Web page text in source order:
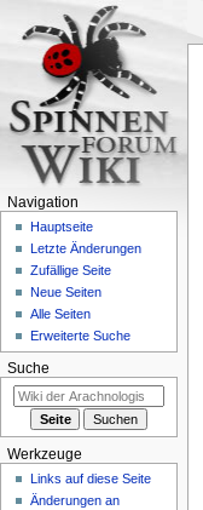
Navigation
Hauptseite
Letzte Änderungen
Zufällige Seite
Neue Seiten
Alle Seiten
Erweiterte Suche
Suche
Werkzeuge
Links auf diese Seite
Änderungen an